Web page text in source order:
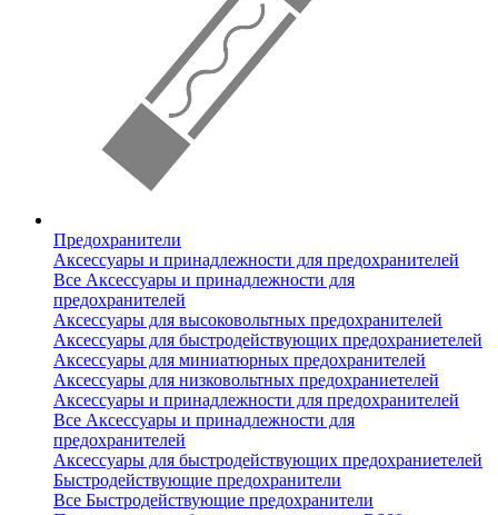
Предохранители
Аксессуары и принадлежности для предохранителей
Все Аксессуары и принадлежности для
предохранителей
Аксессуары для высоковольтных предохранителей
Аксессуары для быстродействующих предохраниетелей
Аксессуары для миниатюрных предохранителей
Аксессуары для низковольтных предохраниетелей
Аксессуары и принадлежности для предохранителей
Все Аксессуары и принадлежности для
предохранителей
Аксессуары для быстродействующих предохраниетелей
Быстродействующие предохранители
Все Быстродействующие предохранители